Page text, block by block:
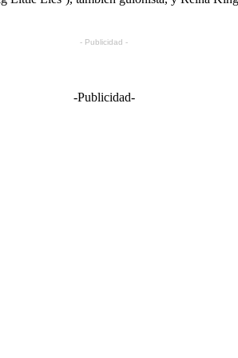
- Publicidad -
-Publicidad-